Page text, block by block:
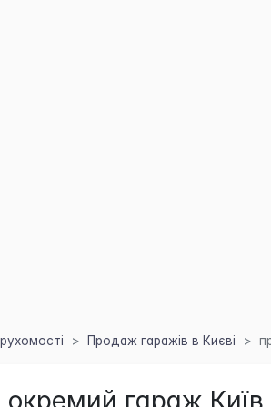
Продаж гаражів в Києві
гараж